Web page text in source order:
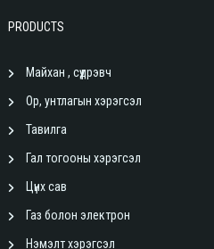
PRODUCTS
Майхан , сүүдрэвч
Ор, унтлагын хэрэгсэл
Тавилга
Гал тогооны хэрэгсэл
Цүнх сав
Газ болон электрон
Нэмэлт хэрэгсэл